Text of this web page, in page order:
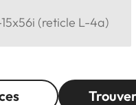
(reticle L-4a)